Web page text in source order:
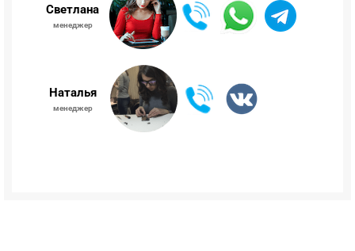
Светлана
менеджер
Наталья
менеджер